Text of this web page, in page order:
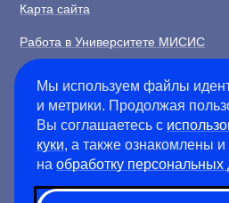
Карта сайта
Работа в Университете МИСИС
Сведения об образовательной
Информация о закупках
Противодействие коррупции
Политика конфиденциальности
Мы используем файлы
и метрики. Продолжая
Вы соглашаетесь с
куки, а также ознакомлены и
на обработку